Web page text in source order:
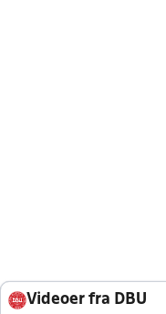
Videoer fra DBU